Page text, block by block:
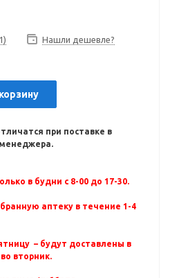
Нашли дешевле?
при поставке в
в будни с 8-00 до 17-30.
аптеку в течение 1-4
– будут доставлены в
вторник.